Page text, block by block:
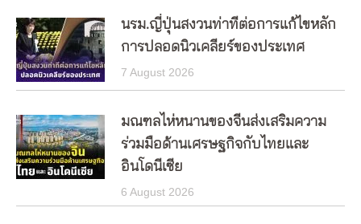
นรม.ญี่ปุ่นสงวนท่าทีต่อการแก้ไขหลัก
การปลอดนิวเคลียร์ของประเทศ
7 August 2026
มณฑลไห่หนานของจีนส่งเสริมความ
ร่วมมือด้านเศรษฐกิจกับไทยและ
อินโดนีเซีย
6 August 2026